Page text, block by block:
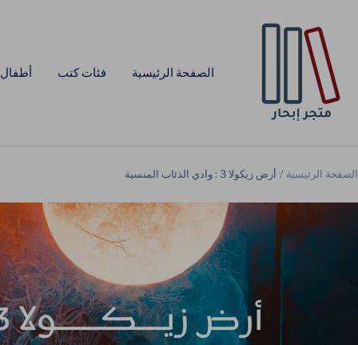
محتوي
الصفحة الرئيسية
فئات كتب أطفال
Bookstore
الصفحة الرئيسية أرض زيكولا 3 : وادي الذئاب المنسية